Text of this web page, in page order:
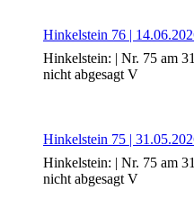
Hinkelstein 76 |
Hinkelstein: | Nr. 75 am
nicht abgesagt V
Hinkelstein 75 |
Hinkelstein: | Nr. 75 am
nicht abgesagt V